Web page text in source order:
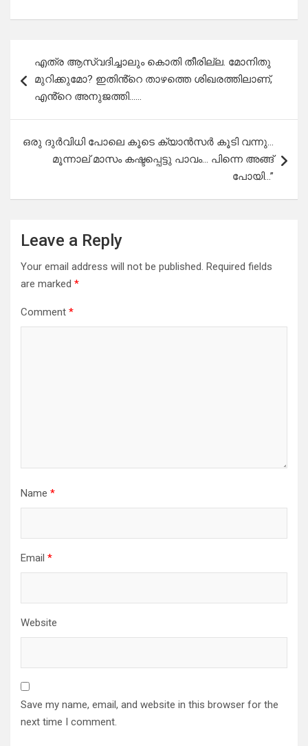
navigation
എത്ര ആസ്വദിച്ചാലും കൊതി തീരില്ല. മോനിതു
മുറിക്കുമോ? ഇതിൻ്റെ താഴത്തെ ശിഖരത്തിലാണ്,
എൻ്റെ അനുജത്തി……
ഒരു ദുർവിധി പോലെ കൂടെ ക്യാൻസർ കൂടി വന്നു…
മൂന്നാല് മാസം കഷ്ടപ്പെട്ടു പാവം… പിന്നെ അങ്ങ്
പോയി…”
Leave a Reply
Your email address will not be published. Required fields
are marked *
Comment *
Name *
Email *
Website
Save my name, email, and website in this browser for the
next time I comment.